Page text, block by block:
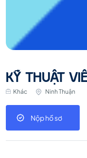
KỸ THUẬT
Khác Ninh Thuận
Nộp hồ sơ